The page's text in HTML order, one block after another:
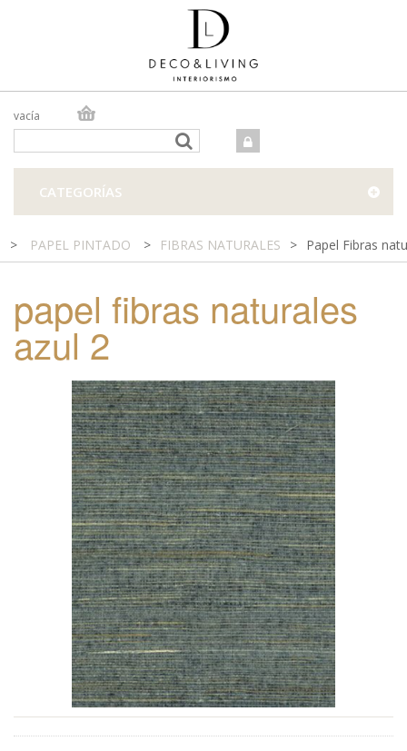
vacía
TIENDA FÍSICA
CATEGORÍAS
> PAPEL PINTADO > FIBRAS NATURALES > Papel Fibras
papel fibras naturales
azul 2